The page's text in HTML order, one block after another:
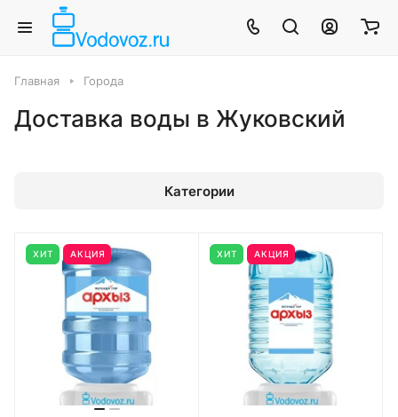
Главная Города
Доставка воды в Жуковский
Категории
ХИТ АКЦИЯ ХИТ АКЦИЯ